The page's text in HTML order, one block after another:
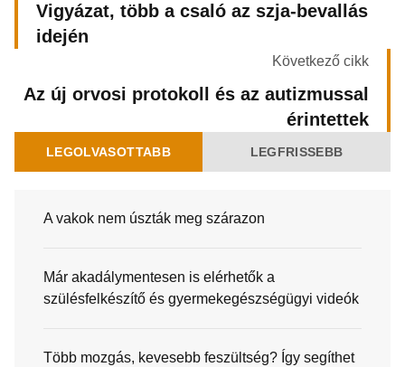
Vigyázat, több a csaló az szja-bevallás
idején
Következő cikk
Az új orvosi protokoll és az autizmussal
érintettek
LEGOLVASOTTABB LEGFRISSEBB
A vakok nem úszták meg szárazon
Már akadálymentesen is elérhetők a
szülésfelkészítő és gyermekegészségügyi videók
Több mozgás, kevesebb feszültség? Így segíthet